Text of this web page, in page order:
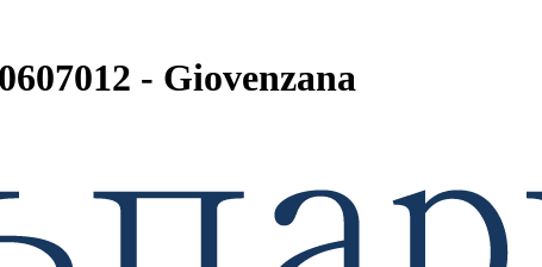
- Giovenzana